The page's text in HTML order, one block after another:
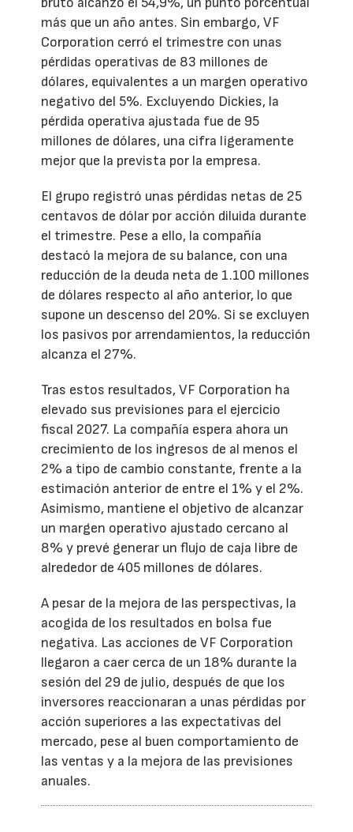
más que un año antes. Sin embargo, VF
Corporation cerró el trimestre con unas
pérdidas operativas de 83 millones de
dólares, equivalentes a un margen operativo
negativo del 5%. Excluyendo Dickies, la
pérdida operativa ajustada fue de 95
millones de dólares, una cifra ligeramente
mejor que la prevista por la empresa.
El grupo registró unas pérdidas netas de 25
centavos de dólar por acción diluida durante
el trimestre. Pese a ello, la compañía
destacó la mejora de su balance, con una
reducción de la deuda neta de 1.100 millones
de dólares respecto al año anterior, lo que
supone un descenso del 20%. Si se excluyen
los pasivos por arrendamientos, la reducción
alcanza el 27%.
Tras estos resultados, VF Corporation ha
elevado sus previsiones para el ejercicio
fiscal 2027. La compañía espera ahora un
crecimiento de los ingresos de al menos el
2% a tipo de cambio constante, frente a la
estimación anterior de entre el 1% y el 2%.
Asimismo, mantiene el objetivo de alcanzar
un margen operativo ajustado cercano al
8% y prevé generar un flujo de caja libre de
alrededor de 405 millones de dólares.
A pesar de la mejora de las perspectivas, la
acogida de los resultados en bolsa fue
negativa. Las acciones de VF Corporation
llegaron a caer cerca de un 18% durante la
sesión del 29 de julio, después de que los
inversores reaccionaran a unas pérdidas por
acción superiores a las expectativas del
mercado, pese al buen comportamiento de
las ventas y a la mejora de las previsiones
anuales.